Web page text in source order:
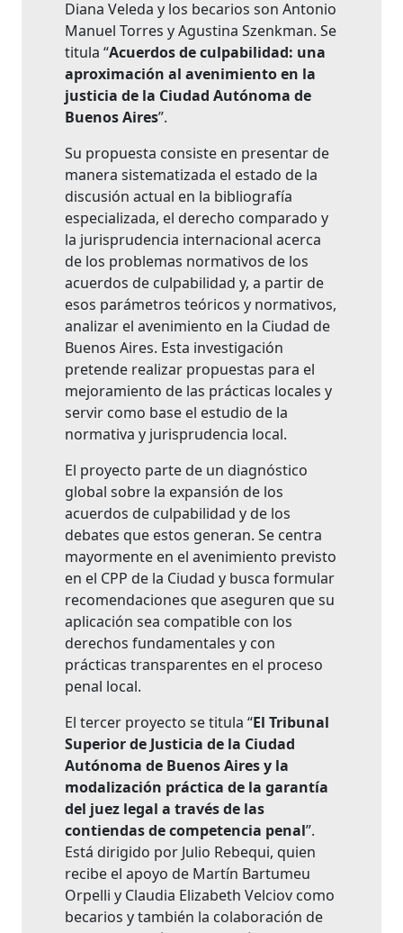
Diana Veleda y los becarios son Antonio
Manuel Torres y Agustina Szenkman. Se
titula “Acuerdos de culpabilidad: una
aproximación al avenimiento en la
justicia de la Ciudad Autónoma de
Buenos Aires”.
Su propuesta consiste en presentar de
manera sistematizada el estado de la
discusión actual en la bibliografía
especializada, el derecho comparado y
la jurisprudencia internacional acerca
de los problemas normativos de los
acuerdos de culpabilidad y, a partir de
esos parámetros teóricos y normativos,
analizar el avenimiento en la Ciudad de
Buenos Aires. Esta investigación
pretende realizar propuestas para el
mejoramiento de las prácticas locales y
servir como base el estudio de la
normativa y jurisprudencia local.
El proyecto parte de un diagnóstico
global sobre la expansión de los
acuerdos de culpabilidad y de los
debates que estos generan. Se centra
mayormente en el avenimiento previsto
en el CPP de la Ciudad y busca formular
recomendaciones que aseguren que su
aplicación sea compatible con los
derechos fundamentales y con
prácticas transparentes en el proceso
penal local.
El tercer proyecto se titula “El Tribunal
Superior de Justicia de la Ciudad
Autónoma de Buenos Aires y la
modalización práctica de la garantía
del juez legal a través de las
contiendas de competencia penal”.
Está dirigido por Julio Rebequi, quien
recibe el apoyo de Martín Bartumeu
Orpelli y Claudia Elizabeth Velciov como
becarios y también la colaboración de